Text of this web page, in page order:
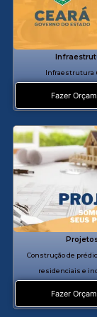
Infraestrutura
Fazer
Construção de
residenciais e
Fazer